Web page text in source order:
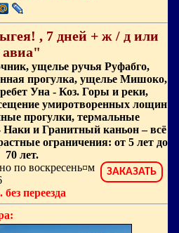
, 7 дней + ж / д или
авиа"
ущелье ручья Руфабго,
прогулка, ущелье Мишоко,
Уна - Коз. Горы и реки,
умиротворенных лощин
прогулки, термальные
Наки и Гранитный каньон – всё
ограничения: от 5 лет до
70 лет.
ЗАКАЗАТЬ
по воскресень¤м
переезда